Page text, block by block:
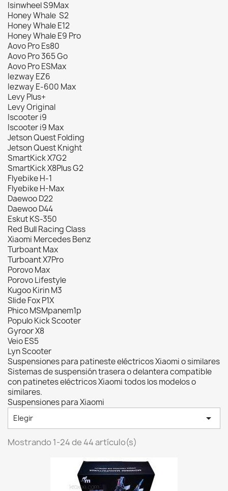
Isinwheel S9Max
Honey Whale S2
Honey Whale E12
Honey Whale E9 Pro
Aovo Pro Es80
Aovo Pro 365 Go
Aovo Pro ESMax
Iezway EZ6
Iezway E-600 Max
Levy Plus+
Levy Original
Iscooter i9
Iscooter i9 Max
Jetson Quest Folding
Jetson Quest Knight
SmartKick X7G2
SmartKick X8Plus G2
Flyebike H-1
Flyebike H-Max
Daewoo D22
Daewoo D44
Eskut KS-350
Red Bull Racing Class
Xiaomi Mercedes Benz
Turboant Max
Turboant X7Pro
Porovo Max
Porovo Lifestyle
Kugoo Kirin M3
Slide Fox P1X
Phico MSMpanem1p
Populo Kick Scooter
Gyroor X8
Veio ES5
Lyn Scooter
Suspensiones para patineste eléctricos Xiaomi o similares
Sistemas de suspensión trasera o delantera compatible
con patinetes eléctricos Xiaomi todos los modelos o
similares.
Suspensiones para Xiaomi
Elegir 
Mostrando 1-24 de 44 artículo(s)